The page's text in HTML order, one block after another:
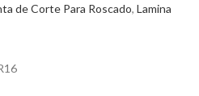
de Corte Para Roscado, Lamina